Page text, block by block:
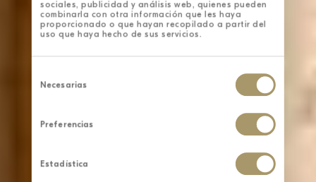
sociales, publicidad y análisis web, quienes pueden
combinarla con otra información que les haya
proporcionado o que hayan recopilado a partir del
uso que haya hecho de sus servicios.
de
consentimiento
Necesarias
Preferencias
Estadística